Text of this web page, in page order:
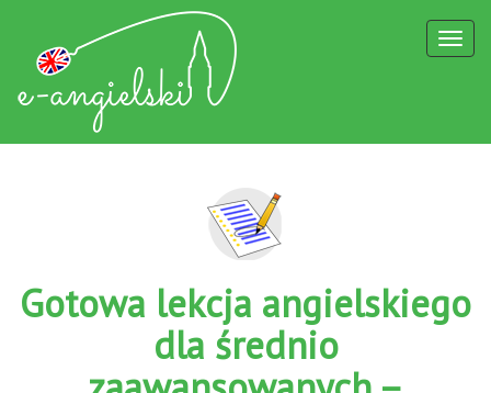
Gotowa lekcja angielskiego
dla średnio